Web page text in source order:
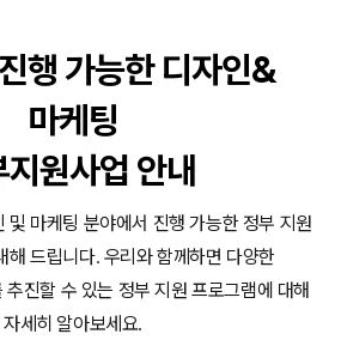
상 - (주)듀오백
상 - ㈜고피자
영상 - 모모스커피㈜
상 - 삼양홀딩스
상 - 킷캣
행 가능한 디자인&
마케팅
원사업 안내
및 마케팅 분야에서 진행 가능한 정부 지원
해 드립니다. 우리와 함께하면 다양한
진할 수 있는 정부 지원 프로그램에 대해
자세히 알아보세요.